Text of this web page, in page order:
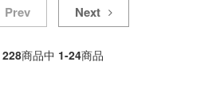
Prev Next
228商品中 1-24商品